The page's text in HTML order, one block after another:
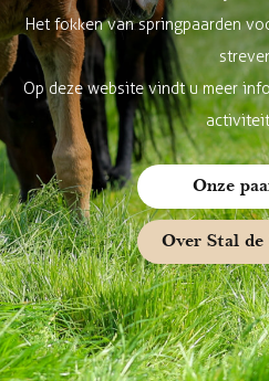
Het fokken van springpaarden
Op deze website vindt u meer
Onze
Over Stal de